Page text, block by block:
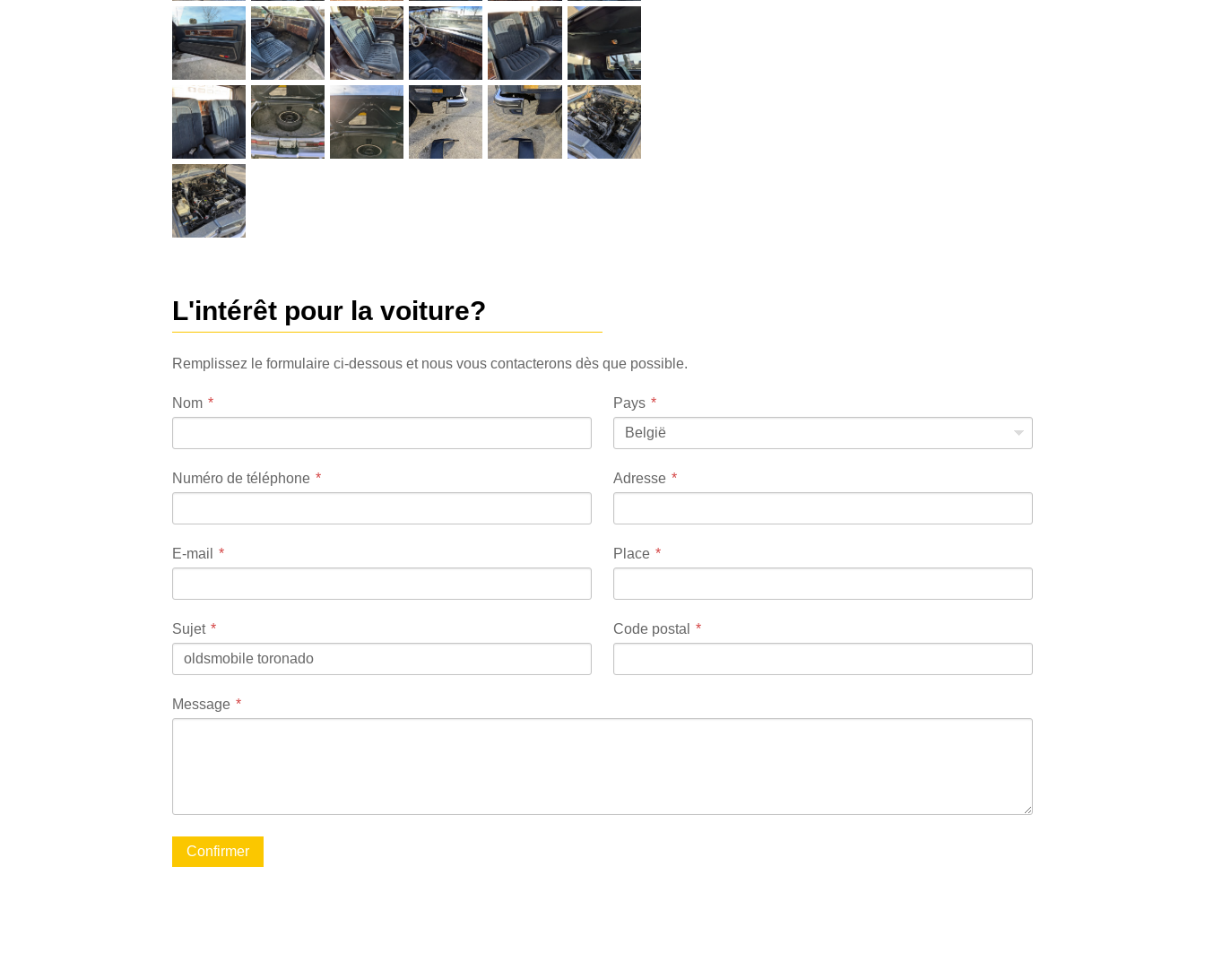
L'intérêt pour la voiture?
Remplissez le formulaire ci-dessous et nous vous contacterons dès que possible.
Nom
Numéro de téléphone
E-mail
Sujet
Pays
België
Adresse
Place
Code postal
Message
Confirmer